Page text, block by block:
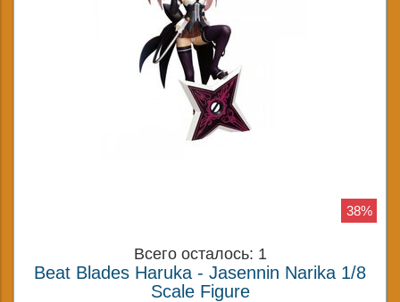
38%
Всего осталось: 1
Beat Blades Haruka - Jasennin Narika 1/8
Scale Figure